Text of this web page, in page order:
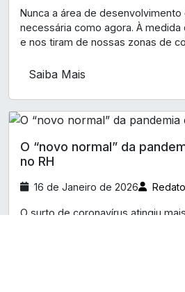
Nunca a área de
necessária como agora. À
e nos tiram de nossas zonas de
Saiba Mais
O “novo normal” da
no RH
16 de Janeiro de 2026
O surto de coronavírus atingiu